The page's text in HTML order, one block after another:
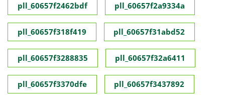
pll_60657f2462bdf pll_60657f2a9334a
pll_60657f318f419 pll_60657f31abd52
pll_60657f3288835 pll_60657f32a6411
pll_60657f3370dfe pll_60657f3437892